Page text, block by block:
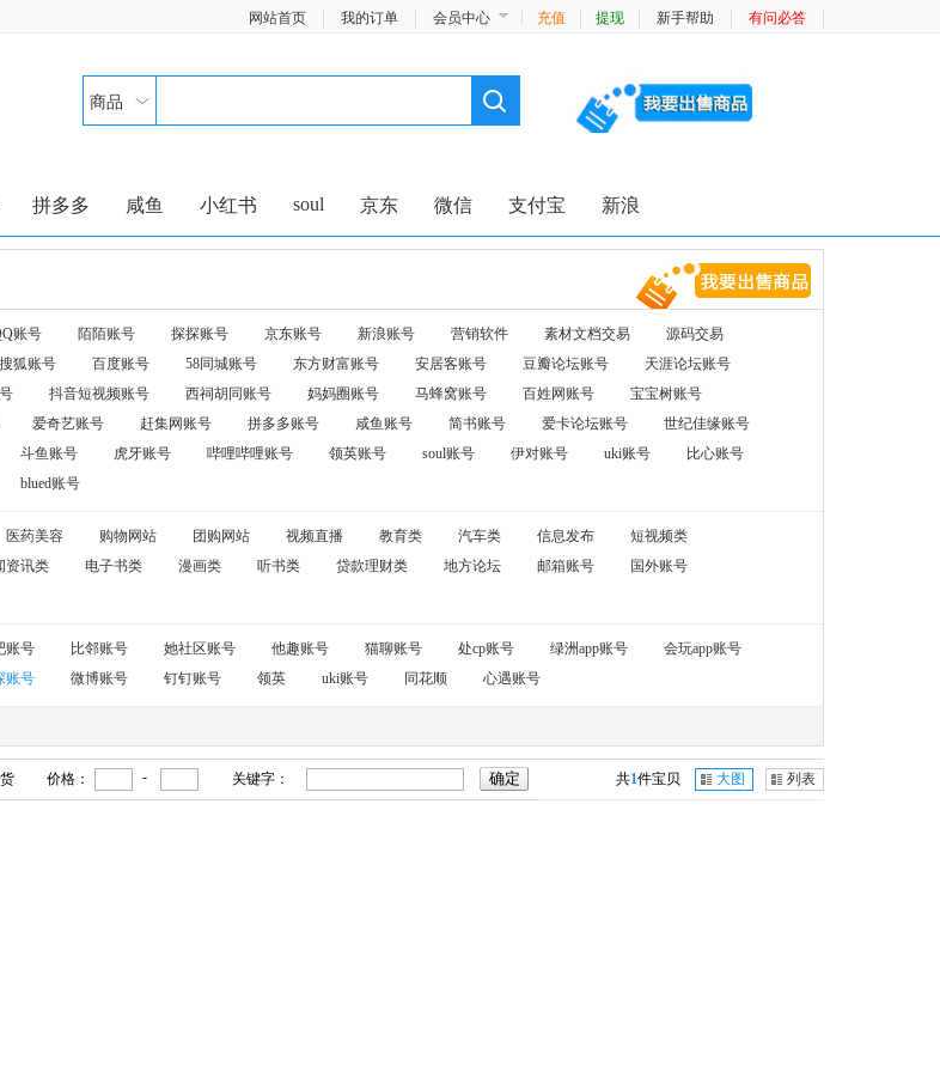
网站首页 我的订单 会员中心 充值 提现 新手帮助 有问必答
商品
拼多多 咸鱼 小红书 soul 京东 微信 支付宝 新浪
账号 陌陌账号 探探账号 京东账号 新浪账号 营销软件 素材文档交易
源码交易
搜狐账号 百度账号 58同城账号 东方财富账号 安居客账号 豆瓣论坛账号
天涯论坛账号
抖音短视频账号 西祠胡同账号 妈妈圈账号 马蜂窝账号 百姓网账号
宝宝树账号
爱奇艺账号 赶集网账号 拼多多账号 咸鱼账号 简书账号 爱卡论坛账号
世纪佳缘账号
斗鱼账号 虎牙账号 哔哩哔哩账号 领英账号 soul账号 伊对账号 uki账号
比心账号
blued账号
医药美容 购物网站 团购网站 视频直播 教育类 汽车类 信息发布
短视频类
资讯类 电子书类 漫画类 听书类 贷款理财类 地方论坛 邮箱账号
国外账号
账号 比邻账号 她社区账号 他趣账号 猫聊账号 处cp账号 绿洲app账号
会玩app账号
账号 微博账号 钉钉账号 领英 uki账号 同花顺 心遇账号
价格： - 关键字： 共1件宝贝 列表
大图